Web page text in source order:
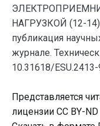
НАГРУЗКОЙ (12-
публикация
журнале.
10.31618/
Представляется
лицензии CC BY-ND